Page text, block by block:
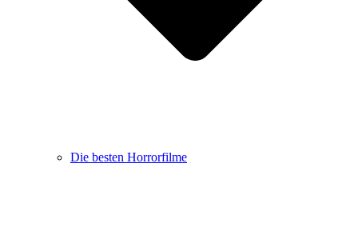
Die besten Horrorfilme